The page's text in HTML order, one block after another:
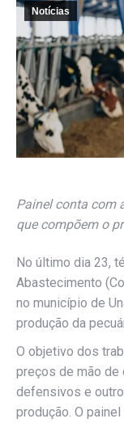
Notícias
Painel conta com
que compõem o
No último dia 23,
Abastecimento
no município de
produção da
O objetivo dos
preços de mão de
defensivos e
produção. O